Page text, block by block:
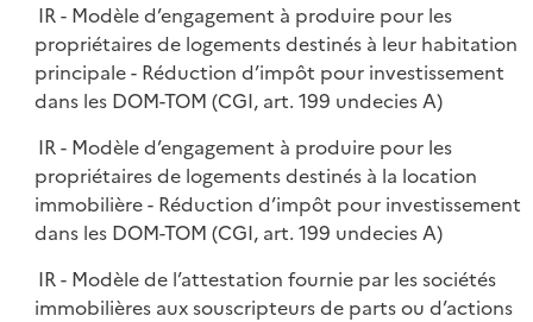
IR - Modèle d’engagement à produire pour les
propriétaires de logements destinés à leur habitation
principale - Réduction d’impôt pour investissement
dans les DOM-TOM (CGI, art. 199 undecies A)
IR - Modèle d’engagement à produire pour les
propriétaires de logements destinés à la location
immobilière - Réduction d’impôt pour investissement
dans les DOM-TOM (CGI, art. 199 undecies A)
IR - Modèle de l’attestation fournie par les sociétés
immobilières aux souscripteurs de parts ou d’actions